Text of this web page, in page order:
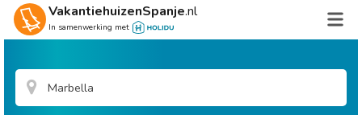
VakantiehuizenSpanje.nl
In samenwerking met